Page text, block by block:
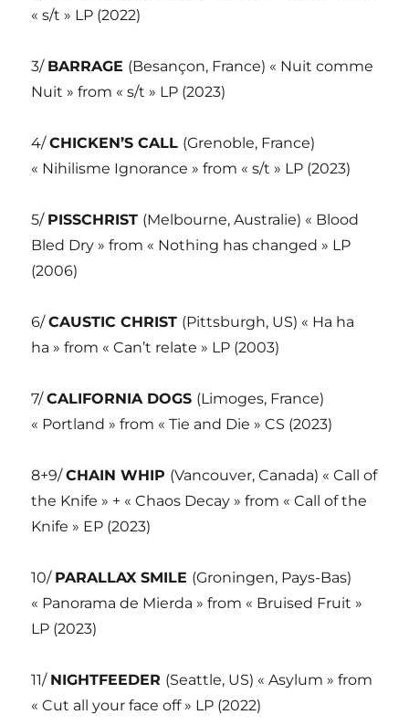
« s/t » LP (2022)
3/ BARRAGE (Besançon, France) « Nuit comme
Nuit » from « s/t » LP (2023)
4/CHICKEN’S CALL (Grenoble, France)
« Nihilisme Ignorance » from « s/t » LP (2023)
5/ PISSCHRIST (Melbourne, Australie) « Blood
Bled Dry » from « Nothing has changed » LP
(2006)
6/CAUSTIC CHRIST (Pittsburgh, US) « Ha ha
ha » from « Can’t relate » LP (2003)
7/CALIFORNIA DOGS (Limoges, France)
« Portland » from « Tie and Die » CS (2023)
8+9/CHAIN WHIP (Vancouver, Canada) « Call of
the Knife » + « Chaos Decay » from « Call of the
Knife » EP (2023)
10/ PARALLAX SMILE (Groningen, Pays-Bas)
« Panorama de Mierda » from « Bruised Fruit »
LP (2023)
11/ NIGHTFEEDER (Seattle, US) « Asylum » from
« Cut all your face off » LP (2022)